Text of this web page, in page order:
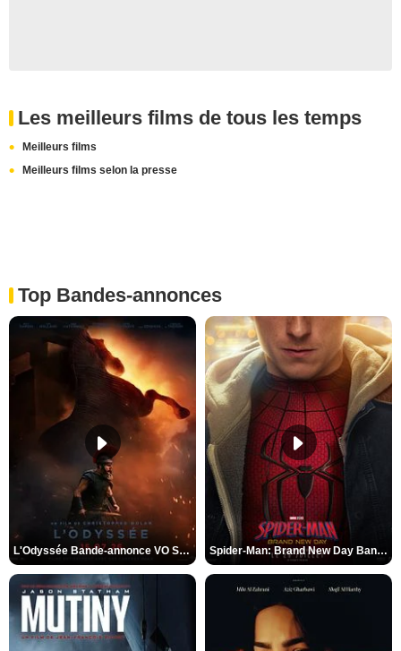
Les meilleurs films de tous les temps
Meilleurs films
Meilleurs films selon la presse
Top Bandes-annonces
L'Odyssée Bande-annonce VO STFR Spider-Man: Brand New Day Bande-annonce VO STFR